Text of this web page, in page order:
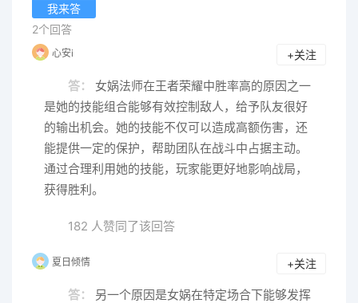
我来答
2个回答
心安i +关注
答：
女娲法师在王者荣耀中胜率高的原因之一
是她的技能组合能够有效控制敌人，给予队友很好
的输出机会。她的技能不仅可以造成高额伤害，还
能提供一定的保护，帮助团队在战斗中占据主动。
通过合理利用她的技能，玩家能更好地影响战局，
获得胜利。
182 人赞同了该回答
夏日倾情 +关注
答：
另一个原因是女娲在特定场合下能够发挥